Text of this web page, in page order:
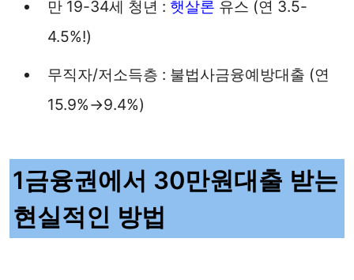
만 19-34세 청년 : 햇살론 유스 (연 3.5-
4.5%!)
무직자/저소득층 : 불법사금융예방대출 (연
15.9%→9.4%)
1금융권에서 30만원대출 받는
현실적인 방법